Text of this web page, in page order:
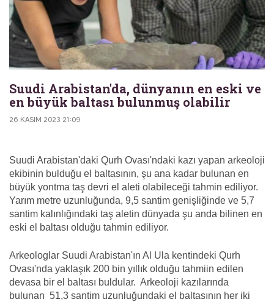
Suudi Arabistan'da, dünyanın en eski ve
en büyük baltası bulunmuş olabilir
26 KASIM 2023 21:09
Suudi Arabistan'daki Qurh Ovası'ndaki kazı yapan arkeoloji
ekibinin bulduğu el baltasının, şu ana kadar bulunan en
büyük yontma taş devri el aleti olabileceği tahmin ediliyor.
Yarım metre uzunluğunda, 9,5 santim genişliğinde ve 5,7
santim kalınlığındaki taş aletin dünyada şu anda bilinen en
eski el baltası olduğu tahmin ediliyor.
Arkeologlar Suudi Arabistan'ın Al Ula kentindeki Qurh
Ovası'nda yaklaşık 200 bin yıllık olduğu tahmiin edilen
devasa bir el baltası buldular. Arkeoloji kazılarında
bulunan 51,3 santim uzunluğundaki el baltasının her iki